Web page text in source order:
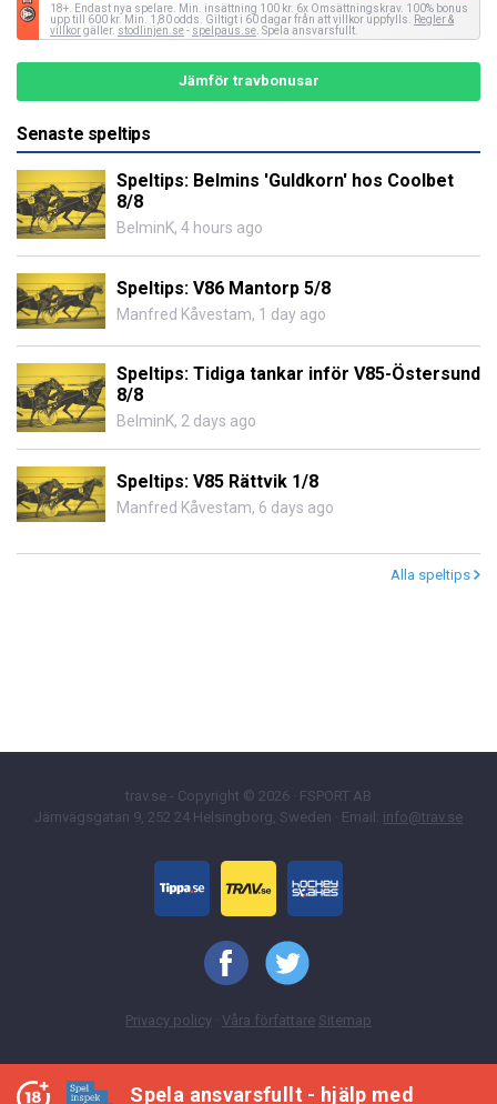
18+. Endast nya spelare. Min. insättning 100 kr. 6x Omsättningskrav. 100% bonus
upp till 600 kr. Min. 1,80 odds. Giltigt i 60 dagar från att villkor uppfylls.
Regler &
villkorgäller. stodlinjen.se- spelpaus.se . Spela ansvarsfullt.
Jämför travbonusar
Senaste speltips
Speltips: Belmins 'Guldkorn' hos Coolbet
8/8
BelminK, 4 hours ago
Speltips: V86 Mantorp 5/8
Manfred Kåvestam, 1 day ago
Speltips: Tidiga tankar inför V85-Östersund
8/8
BelminK, 2 days ago
Speltips: V85 Rättvik 1/8
Manfred Kåvestam, 6 days ago
Alla speltips
trav.se - Copyright © 2026 · FSPORT AB
Järnvägsgatan 9, 252 24 Helsingborg, Sweden · Email: info@trav.se
Privacy policy · Våra författare Sitemap
Spela ansvarsfullt - hjälp med